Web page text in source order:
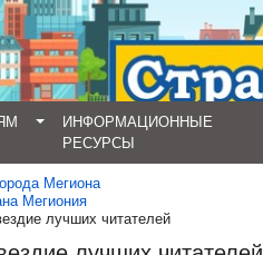
ИНФОРМАЦИОННЫЕ
РЕСУРСЫ
Мегиона
Мегиония
лучших читателей